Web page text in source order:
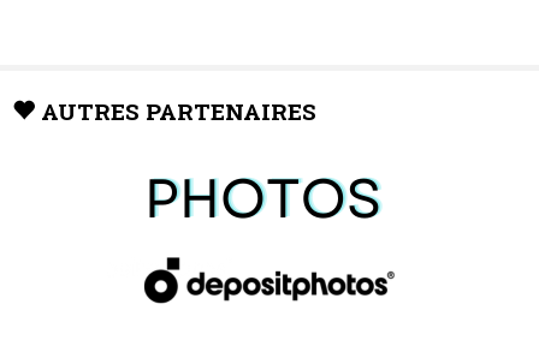
AUTRES PARTENAIRES